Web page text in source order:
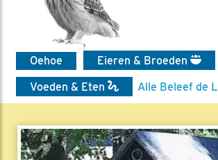
Oehoe
Eieren & Broeden
Voeden & Eten
Alle Beleef de